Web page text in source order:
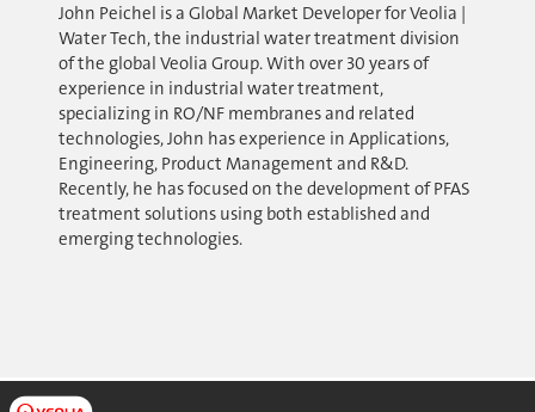
John Peichel is a Global Market Developer for Veolia |
Water Tech, the industrial water treatment division
of the global Veolia Group. With over 30 years of
experience in industrial water treatment,
specializing in RO/NF membranes and related
technologies, John has experience in Applications,
Engineering, Product Management and R&D.
Recently, he has focused on the development of PFAS
treatment solutions using both established and
emerging technologies.